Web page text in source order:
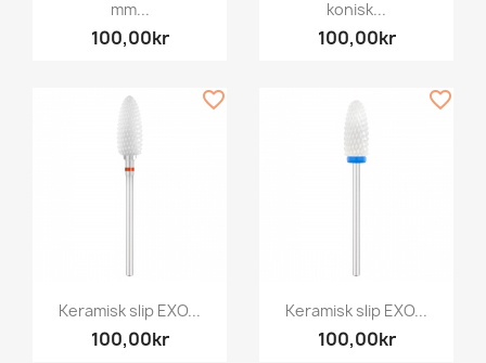
mm...
100,00kr
konisk...
100,00kr
Keramisk slip EXO...
100,00kr
favorite_border
Keramisk slip EXO...
100,00kr
favorite_border